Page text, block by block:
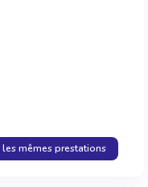
mêmes prestations